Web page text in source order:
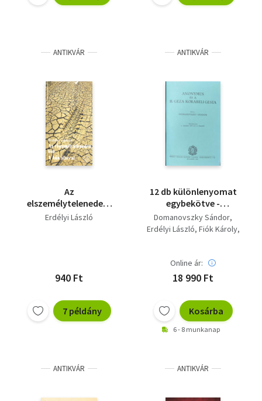
ANTIKVÁR
Az
elszemélytelenedett
bűn - A bűn álarcai
Erdélyi László
940 Ft
7 példány
ANTIKVÁR
12 db különlenyomat
egybekötve -
Kolligátum
Domanovszky Sándor
Erdélyi László Fiók Károly
Nagy Géza Némati Kálmán
Online ár:
18 990 Ft
Kosárba
6 - 8 munkanap
ANTIKVÁR ANTIKVÁR